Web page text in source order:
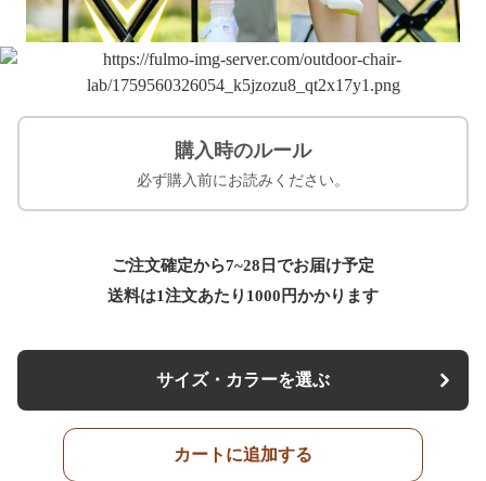
購入時のルール
必ず購入前にお読みください。
ご注文確定から7~28日でお届け予定
送料は1注文あたり 1000 円かかります
サイズ・カラーを選ぶ
カートに追加する